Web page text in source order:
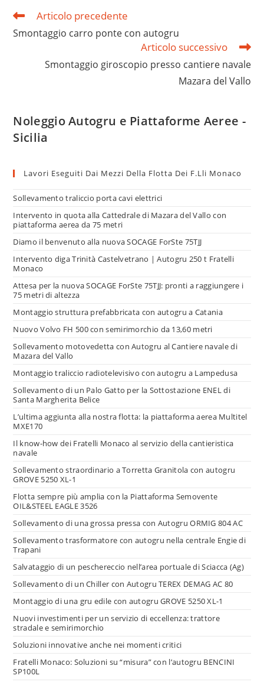
Articolo precedente
Smontaggio carro ponte con autogru
Articolo successivo
Smontaggio giroscopio presso cantiere navale
Mazara del Vallo
Noleggio Autogru e Piattaforme Aeree -
Sicilia
Lavori Eseguiti Dai Mezzi Della Flotta Dei F.lli Monaco
Sollevamento traliccio porta cavi elettrici
Intervento in quota alla Cattedrale di Mazara del Vallo con
piattaforma aerea da 75 metri
Diamo il benvenuto alla nuova SOCAGE ForSte 75TJJ
Intervento diga Trinità Castelvetrano | Autogru 250 t Fratelli
Monaco
Attesa per la nuova SOCAGE ForSte 75TJJ: pronti a raggiungere i
75 metri di altezza
Montaggio struttura prefabbricata con autogru a Catania
Nuovo Volvo FH 500 con semirimorchio da 13,60 metri
Sollevamento motovedetta con Autogru al Cantiere navale di
Mazara del Vallo
Montaggio traliccio radiotelevisivo con autogru a Lampedusa
Sollevamento di un Palo Gatto per la Sottostazione ENEL di
Santa Margherita Belice
L’ultima aggiunta alla nostra flotta: la piattaforma aerea Multitel
MXE170
Il know-how dei Fratelli Monaco al servizio della cantieristica
navale
Sollevamento straordinario a Torretta Granitola con autogru
GROVE 5250 XL-1
Flotta sempre più amplia con la Piattaforma Semovente
OIL&STEEL EAGLE 3526
Sollevamento di una grossa pressa con Autogru ORMIG 804 AC
Sollevamento trasformatore con autogru nella centrale Engie di
Trapani
Salvataggio di un peschereccio nell’area portuale di Sciacca (Ag)
Sollevamento di un Chiller con Autogru TEREX DEMAG AC 80
Montaggio di una gru edile con autogru GROVE 5250 XL-1
Nuovi investimenti per un servizio di eccellenza: trattore
stradale e semirimorchio
Soluzioni innovative anche nei momenti critici
Fratelli Monaco: Soluzioni su “misura” con l’autogru BENCINI
SP100L